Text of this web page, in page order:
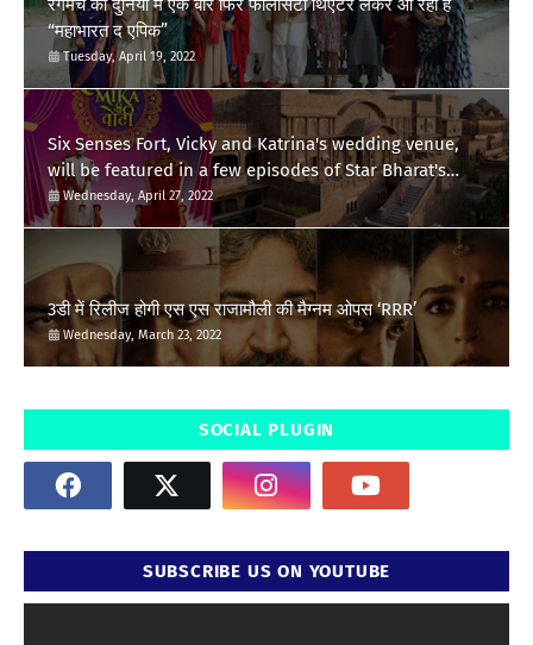
रंगमंच की दुनिया में एक बार फिर फेलिसिटी थिएटर लेकर आ रहा है
“महाभारत द एपिक”
Tuesday, April 19, 2022
Six Senses Fort, Vicky and Katrina's wedding venue,
will be featured in a few episodes of Star Bharat's
'Swayamvar- Mika Di Vohti'?
Wednesday, April 27, 2022
3डी में रिलीज होगी एस एस राजामौली की मैग्नम ओपस ‘RRR’
Wednesday, March 23, 2022
SOCIAL PLUGIN
SUBSCRIBE US ON YOUTUBE